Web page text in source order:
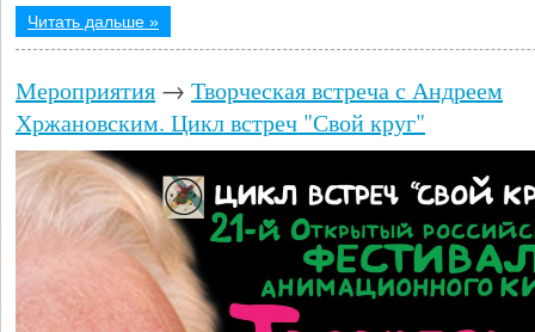
Читать дальше »
Мероприятия → Творческая встреча с Андреем
Хржановским. Цикл встреч "Свой круг"